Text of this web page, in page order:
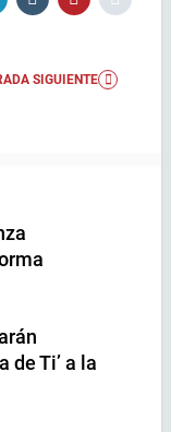
SIGUIENTE
de Ti’ a la